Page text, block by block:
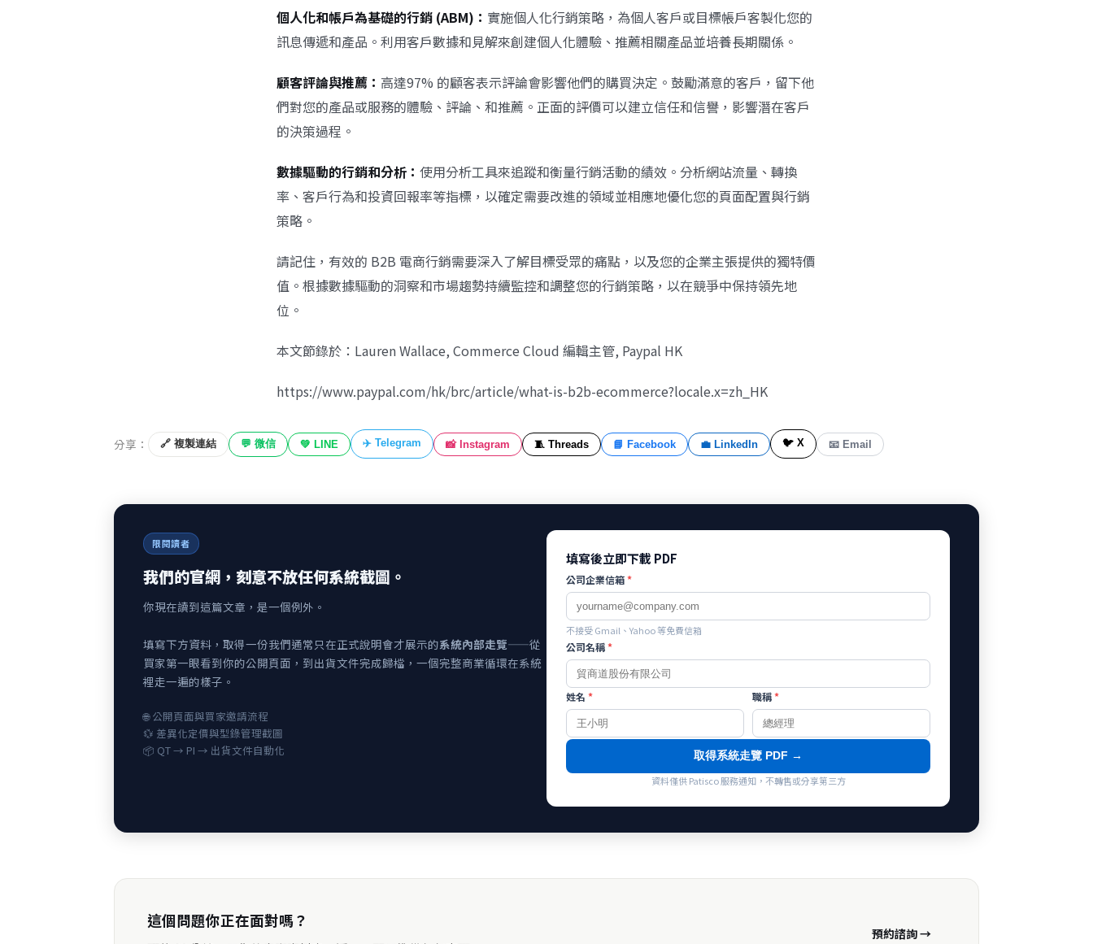
個人化和帳戶為基礎的行銷 (ABM)： 實施個人化行銷策略，為個人客戶或目標帳戶客製化您的
訊息傳遞和產品。利用客戶數據和見解來創建個人化體驗、推薦相關產品並培養長期關係。
顧客評論與推薦： 高達97% 的顧客表示評論會影響他們的購買決定。鼓勵滿意的客戶，留下他
們對您的產品或服務的體驗、評論、和推薦。正面的評價可以建立信任和信譽，影響潛在客戶
的決策過程。
數據驅動的行銷和分析： 使用分析工具來追蹤和衡量行銷活動的績效。分析網站流量、轉換
率、客戶行為和投資回報率等指標，以確定需要改進的領域並相應地優化您的頁面配置與行銷
策略。
請記住，有效的 B2B 電商行銷需要深入了解目標受眾的痛點，以及您的企業主張提供的獨特價
值。根據數據驅動的洞察和市場趨勢持續監控和調整您的行銷策略，以在競爭中保持領先地
位。
本文節錄於：Lauren Wallace, Commerce Cloud 編輯主管, Paypal HK
https://www.paypal.com/hk/brc/article/what-is-b2b-ecommerce?locale.x=zh_HK
分享： 🔗 複製連結 💬 微信 💚 LINE ✈️ Telegram 📸 Instagram 🧵 Threads 📘 Facebook 💼 LinkedIn 🐦 X 📧 Email
限閱讀者
我們的官網，刻意不放任何系統截圖。
你現在讀到這篇文章，是一個例外。
填寫下方資料，取得一份我們通常只在正式說明會才展示的系統內部走覽——從
買家第一眼看到你的公開頁面，到出貨文件完成歸檔，一個完整商業循環在系統
裡走一遍的樣子。
🌐 公開頁面與買家邀請流程
💱 差異化定價與型錄管理截圖
📦 QT → PI → 出貨文件自動化
填寫後立即下載 PDF
公司企業信箱*
不接受 Gmail、Yahoo 等免費信箱
公司名稱*
姓名 * 職稱*
取得系統走覽 PDF →
資料僅供 Patisco 服務通知，不轉售或分享第三方
這個問題你正在面對嗎？
預約諮詢 →